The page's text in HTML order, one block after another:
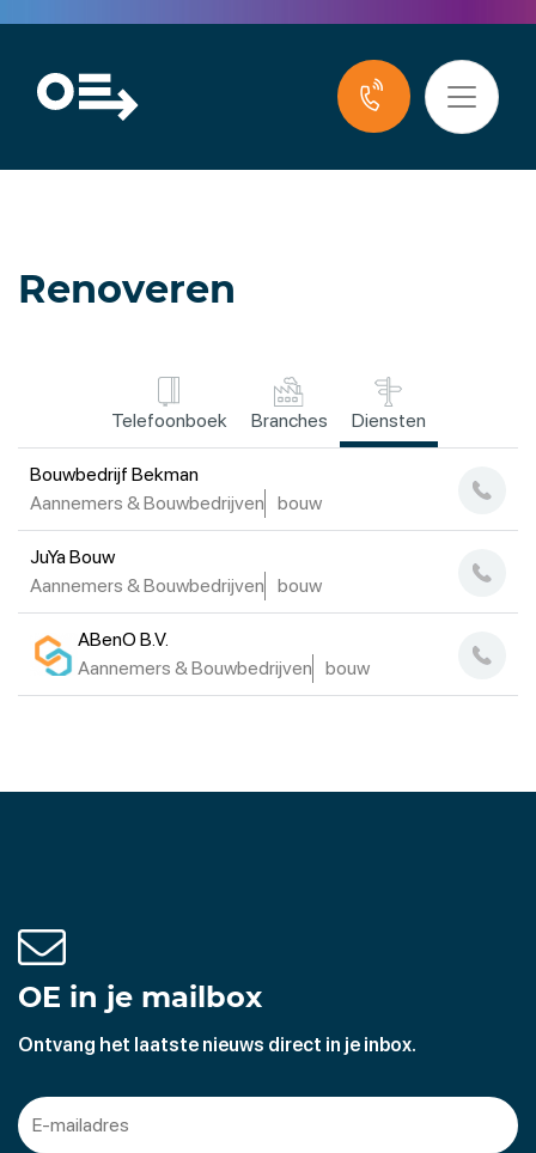
Renoveren
Telefoonboek Branches Diensten
Bouwbedrijf Bekman
Aannemers & Bouwbedrijven
bouw
JuYa Bouw
Aannemers & Bouwbedrijven
bouw
ABenO B.V.
Aannemers & Bouwbedrijven
bouw
OE in je mailbox
Ontvang het laatste nieuws direct in je inbox.